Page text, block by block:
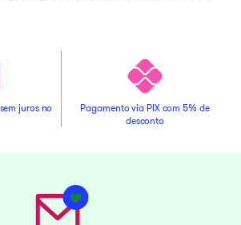
juros no
Pagamento via PIX com 5% de
desconto